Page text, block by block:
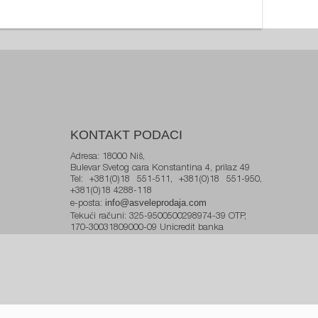
KONTAKT PODACI
Adresa: 18000 Niš,
Bulevar Svetog cara Konstantina 4, prilaz 49
Tel: +381(0)18 551-511, +381(0)18 551-950,
+381(0)18 4288-118
e-posta: info@asveleprodaja.com
Tekući računi: 325-9500500298974-39 OTP,
170-30031809000-09 Unicredit banka